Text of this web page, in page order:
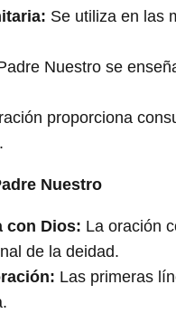
Se utiliza en las
Nuestro se
proporciona
Nuestro
con Dios: La oración
de la deidad.
Las primeras